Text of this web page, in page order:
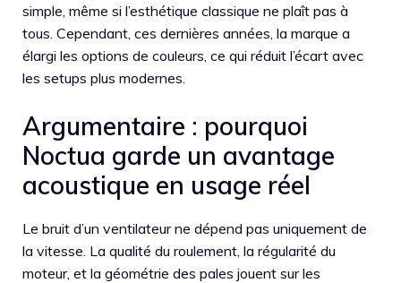
simple, même si l’esthétique classique ne plaît pas à
tous. Cependant, ces dernières années, la marque a
élargi les options de couleurs, ce qui réduit l’écart avec
les setups plus modernes.
Argumentaire : pourquoi
Noctua garde un avantage
acoustique en usage réel
Le bruit d’un ventilateur ne dépend pas uniquement de
la vitesse. La qualité du roulement, la régularité du
moteur, et la géométrie des pales jouent sur les